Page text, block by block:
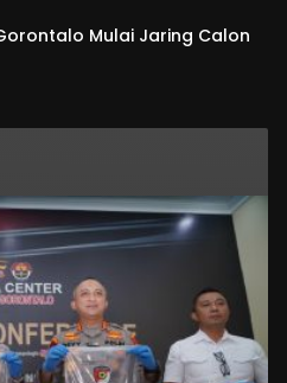
Mulai Jaring Calon